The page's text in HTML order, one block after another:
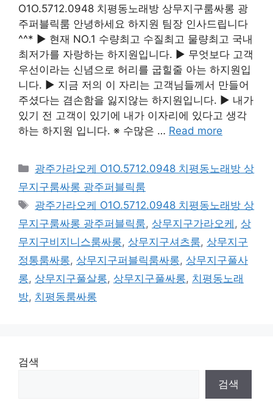
O1O.5712.0948 치평동노래방 상무지구룸싸롱 광
주퍼블릭룸 안녕하세요 하지원 팀장 인사드립니다
^^* ▶ 현재 NO.1 수량최고 수질최고 물량최고 국내
최저가를 자랑하는 하지원입니다. ▶ 무엇보다 고객
우선이라는 신념으로 허리를 굽힐줄 아는 하지원입
니다. ▶ 지금 저의 이 자리는 고객님들께서 만들어
주셨다는 겸손함을 잃지않는 하지원입니다. ▶ 내가
있기 전 고객이 있기에 내가 이자리에 있다고 생각
하는 하지원 입니다. ※ 수많은 … Read more
카
테
리
광주가라오케 O1O.5712.0948 치평동노래방 상
무지구룸싸롱 광주퍼블릭룸
태
그
광주가라오케 O1O.5712.0948 치평동노래방 상
무지구룸싸롱 광주퍼블릭룸, 상무지구가라오케 , 상
무지구비지니스룸싸롱, 상무지구셔츠룸, 상무지구
정통룸싸롱, 상무지구퍼블릭룸싸롱, 상무지구풀사
롱, 상무지구풀살롱, 상무지구풀싸롱, 치평동노래
방, 치평동룸싸롱
검색
검색